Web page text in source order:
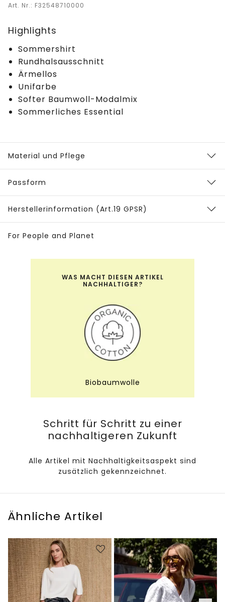
Art. Nr.: F32548710000
Highlights
Sommershirt
Rundhalsausschnitt
Ärmellos
Unifarbe
Softer Baumwoll-Modalmix
Sommerliches Essential
Material und Pflege
Passform
Herstellerinformation (Art.19 GPSR)
For People and Planet
WAS MACHT DIESEN ARTIKEL
NACHHALTIGER?
Biobaumwolle
Schritt für Schritt zu einer
nachhaltigeren Zukunft
Alle Artikel mit Nachhaltigkeitsaspekt sind
zusätzlich gekennzeichnet.
Ähnliche Artikel